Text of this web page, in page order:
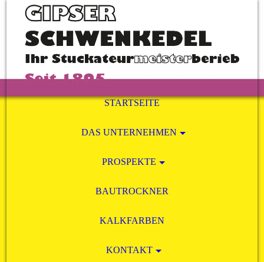
STARTSEITE
DAS UNTERNEHMEN
PROSPEKTE
BAUTROCKNER
KALKFARBEN
KONTAKT